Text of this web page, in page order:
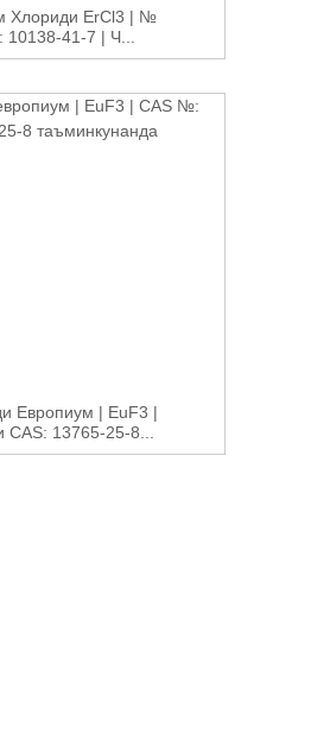
Хлориди ErCl3 | №
10138-41-7 | Ч...
Европиум | EuF3 |
CAS: 13765-25-8...